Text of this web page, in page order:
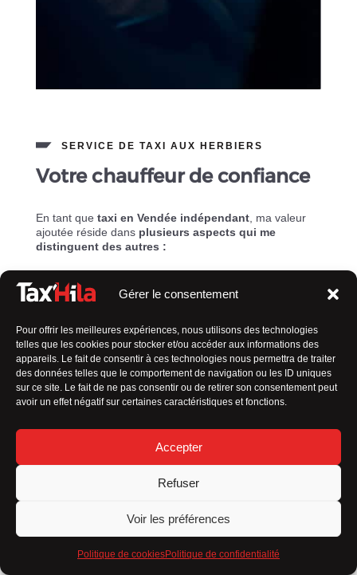
Gérer le consentement
Pour offrir les meilleures expériences, nous utilisons des technologies
telles que les cookies pour stocker et/ou accéder aux informations des
appareils. Le fait de consentir à ces technologies nous permettra de traiter
des données telles que le comportement de navigation ou les ID uniques
sur ce site. Le fait de ne pas consentir ou de retirer son consentement peut
avoir un effet négatif sur certaines caractéristiques et fonctions.
Accepter
Refuser
Voir les préférences
Politique de cookiesPolitique de confidentialité
SERVICE DE TAXI AUX HERBIERS
Votre chauffeur de confiance
En tant que taxi en Vendée indépendant, ma valeur
ajoutée réside dans plusieurs aspects qui me
distinguent des autres :
Connaissance locale
Relation de confiance
Engagement envers la qualité
Tarification transparente
flexibilité et mon souci du détail font toute la